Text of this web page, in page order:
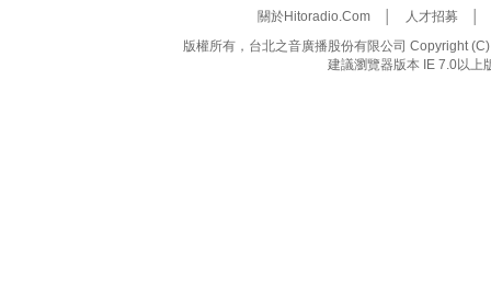
關於Hitoradio.Com│ 人才招募
版權所有，台北之音廣播股份有限公司 Copyright
建議瀏覽器版本 IE 7.0以上